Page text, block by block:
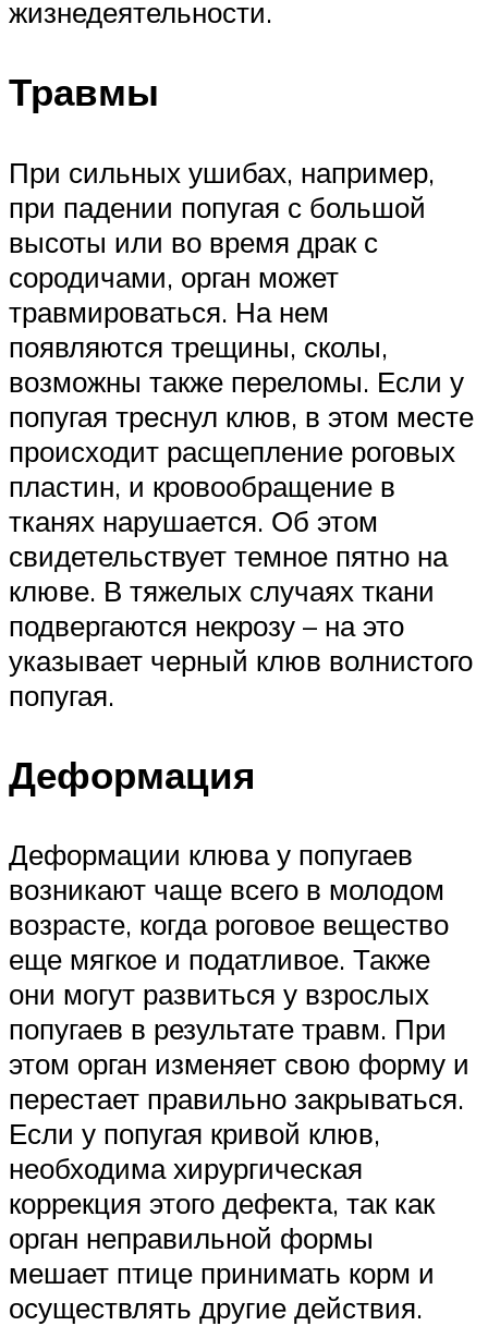
жизнедеятельности.
Травмы
При сильных ушибах, например,
при падении попугая с большой
высоты или во время драк с
сородичами, орган может
травмироваться. На нем
появляются трещины, сколы,
возможны также переломы. Если у
попугая треснул клюв, в этом месте
происходит расщепление роговых
пластин, и кровообращение в
тканях нарушается. Об этом
свидетельствует темное пятно на
клюве. В тяжелых случаях ткани
подвергаются некрозу – на это
указывает черный клюв волнистого
попугая.
Деформация
Деформации клюва у попугаев
возникают чаще всего в молодом
возрасте, когда роговое вещество
еще мягкое и податливое. Также
они могут развиться у взрослых
попугаев в результате травм. При
этом орган изменяет свою форму и
перестает правильно закрываться.
Если у попугая кривой клюв,
необходима хирургическая
коррекция этого дефекта, так как
орган неправильной формы
мешает птице принимать корм и
осуществлять другие действия.